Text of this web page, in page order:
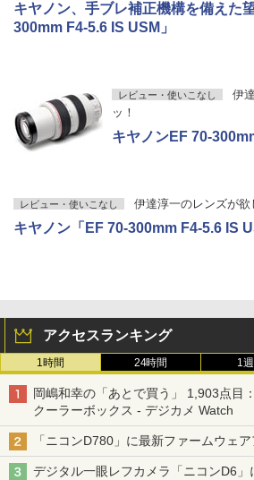
キヤノン、手ブレ補正機構を備えた
300mm F4-5.6 IS USM」
レビュー・使いこなし
伊
ッ！
キヤノンEF 70-
レビュー・使いこなし 伊達淳一のレンズが欲
キヤノン「EF 70-300mm F4-5.6 IS
アクセスランキング
1時間 24時間 1
岡嶋和幸の「あとで買う」 1,903点目
クーラーボックス - デジカメ Watch
「ニコンD780」に最新ファームウェ
デジタル一眼レフカメラ「ニコンD6